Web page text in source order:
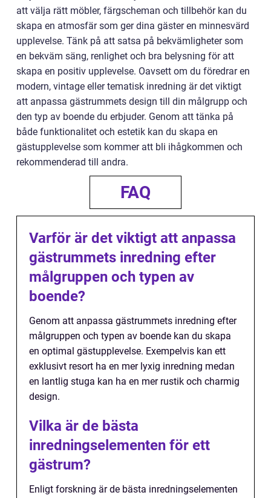
att välja rätt möbler, färgscheman och tillbehör kan du
skapa en atmosfär som ger dina gäster en minnesvärd
upplevelse. Tänk på att satsa på bekvämligheter som
en bekväm säng, renlighet och bra belysning för att
skapa en positiv upplevelse. Oavsett om du föredrar en
modern, vintage eller tematisk inredning är det viktigt
att anpassa gästrummets design till din målgrupp och
den typ av boende du erbjuder. Genom att tänka på
både funktionalitet och estetik kan du skapa en
gästupplevelse som kommer att bli ihågkommen och
rekommenderad till andra.
FAQ
Varför är det viktigt att anpassa
gästrummets inredning efter
målgruppen och typen av
boende?
Genom att anpassa gästrummets inredning efter
målgruppen och typen av boende kan du skapa
en optimal gästupplevelse. Exempelvis kan ett
exklusivt resort ha en mer lyxig inredning medan
en lantlig stuga kan ha en mer rustik och charmig
design.
Vilka är de bästa
inredningselementen för ett
gästrum?
Enligt forskning är de bästa inredningselementen